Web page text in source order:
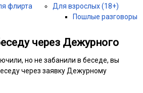
флирта
Для взрослых (18+)
Пошлые разговоры
через Дежурного
но не забанили в беседе, вы
через заявку Дежурному